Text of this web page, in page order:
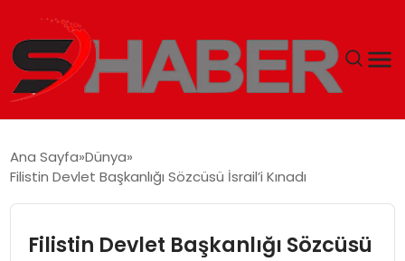
TEKNOLOJI
Ana Sayfa Dünya
Filistin Devlet Başkanlığı Sözcüsü İsrail’i Kınadı
Filistin Devlet Başkanlığı Sözcüsü